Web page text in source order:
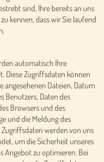
sind, Ihre bereits an uns
kennen, dass wir Sie laufend
automatisch Ihre
Diese Zugriffsdaten können
angesehenen Dateien, Datum
Benutzers, Daten des
Browsers und des
und die Meldung des
werden von uns
um die Sicherheit unseres
Angebot zu optimieren. Bei